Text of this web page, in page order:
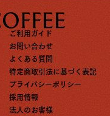
ご利用ガイド
お問い合わせ
よくある質問
特定商取引法に基づく表記
プライバシーポリシー
採用情報
法人のお客様